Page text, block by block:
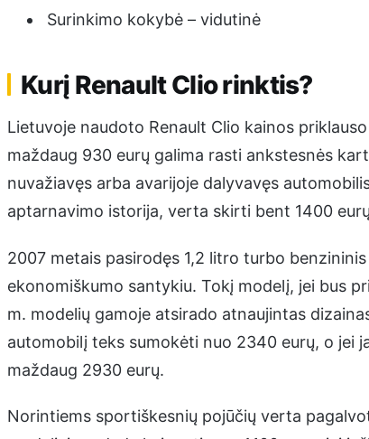
Surinkimo kokybė – vidutinė
Kurį Renault Clio rinktis?
Lietuvoje naudoto Renault Clio kainos
maždaug 930 eurų galima rasti ankstesnės
nuvažiavęs arba avarijoje dalyvavęs
aptarnavimo istorija, verta skirti bent 1400
2007 metais pasirodęs 1,2 litro turbo
ekonomiškumo santykiu. Tokį modelį, jei bus
m. modelių gamoje atsirado atnaujintas
automobilį teks sumokėti nuo 2340 eurų, o jei
maždaug 2930 eurų.
Norintiems sportiškesnių pojūčių verta